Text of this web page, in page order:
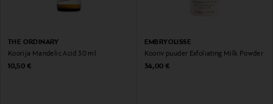
THE ORDINARY
Koorija Mandelic Acid 30 ml
Original Price
10,50 €
EMBRYOLISSE
Kooriv puuder Exfoliating Milk Powder
Original Price
34,00 €